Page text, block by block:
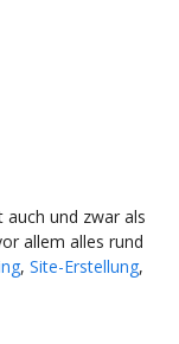
und zwar als
allem alles rund
, Site-Erstellung,